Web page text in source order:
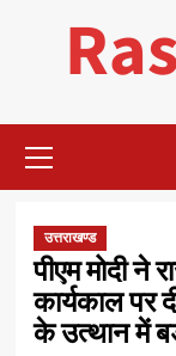
Menu
उत्तराखण्ड
पीएम मोदी ने
कार्यकाल पर
के उत्थान में